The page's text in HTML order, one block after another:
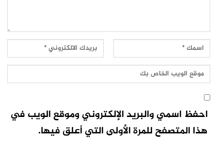
احفظ اسمي والبريد الإلكتروني وموقع الويب في
هذا المتصفح للمرة الأولى التي أعلق فيها.